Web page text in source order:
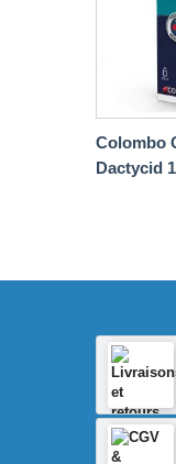
Colombo
Dactycid